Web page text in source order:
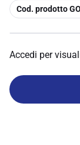
copia
Cod. prodotto
Accedi per